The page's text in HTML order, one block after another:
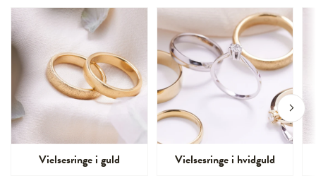
Vielsesringe i guld Vielsesringe i hvidguld